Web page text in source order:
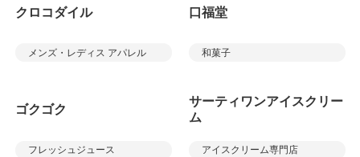
クロコダイル
メンズ・レディス アパレル
口福堂
和菓子
ゴクゴク
フレッシュジュース
サーティワンアイスクリー
ム
アイスクリーム専門店